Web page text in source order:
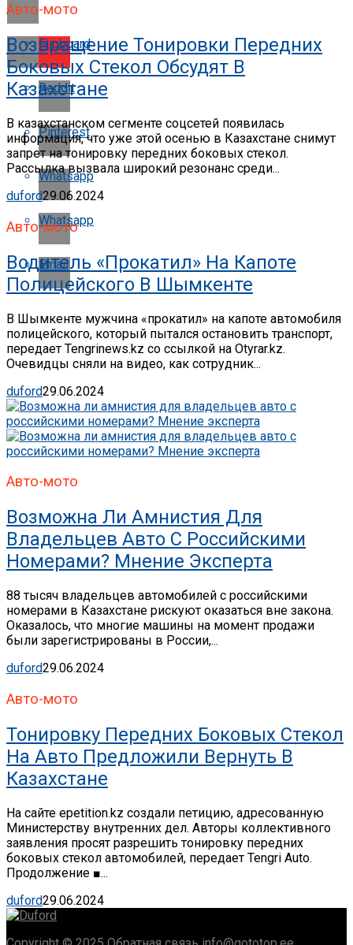
Flipboard
Reddit
Pinterest
Whatsapp
Whatsapp
Email
Авто-мото
Возвращение Тонировки Передних
Боковых Стекол Обсудят В
Казахстане
В казахстанском сегменте соцсетей появилась
информация, что уже этой осенью в Казахстане снимут
запрет на тонировку передних боковых стекол.
Рассылка вызвала широкий резонанс среди...
duford29.06.2024
Авто-мото
Водитель «прокатил» На Капоте
Полицейского В Шымкенте
В Шымкенте мужчина «прокатил» на капоте автомобиля
полицейского, который пытался остановить транспорт,
передает Tengrinews.kz со ссылкой на Otyrar.kz.
Очевидцы сняли на видео, как сотрудник...
duford29.06.2024
Авто-мото
Возможна Ли Амнистия Для
Владельцев Авто С Российскими
Номерами? Мнение Эксперта
88 тысяч владельцев автомобилей с российскими
номерами в Казахстане рискуют оказаться вне закона.
Оказалось, что многие машины на момент продажи
были зарегистрированы в России,...
duford29.06.2024
Авто-мото
Тонировку Передних Боковых Стекол
На Авто Предложили Вернуть В
Казахстане
На сайте epetition.kz создали петицию, адресованную
Министерству внутренних дел. Авторы коллективного
заявления просят разрешить тонировку передних
боковых стекол автомобилей, передает Tengri Auto.
Продолжение ■...
duford29.06.2024